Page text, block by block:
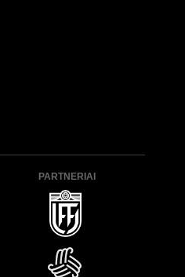
PARTNERIAI